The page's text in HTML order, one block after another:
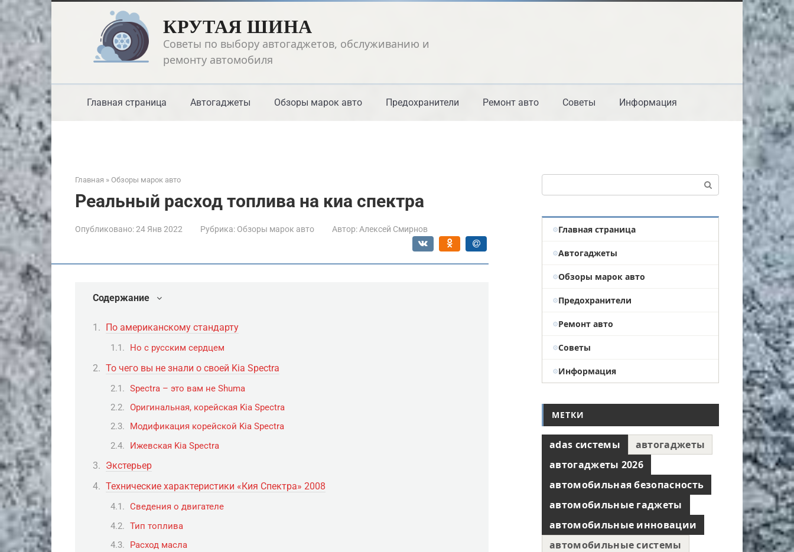
Перейти
к
контенту
КРУТАЯ ШИНА
Советы по выбору автогаджетов, обслуживанию и
ремонту автомобиля
Главная страница Автогаджеты Обзоры марок авто Предохранители Ремонт авто Советы Информация
Главная » Обзоры марок авто
Реальный расход топлива на киа спектра
Опубликовано:24 Янв 2022 Рубрика: Обзоры марок авто Автор: Алексей Смирнов
Содержание
По американскому стандарту
Но с русским сердцем
То чего вы не знали о своей Kia Spectra
Spectra – это вам не Shuma
Оригинальная, корейская Kia Spectra
Модификация корейской Kia Spectra
Ижевская Kia Spectra
Экстерьер
Технические характеристики «Кия Спектра» 2008
Сведения о двигателе
Тип топлива
Расход масла
Главная страница
Автогаджеты
Обзоры марок авто
Предохранители
Ремонт авто
Советы
Информация
МЕТКИ
adas системы
автогаджеты
автогаджеты 2026
автомобильная безопасность
автомобильные гаджеты
автомобильные инновации
автомобильные системы